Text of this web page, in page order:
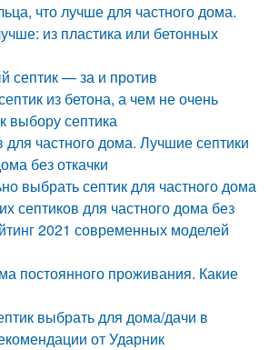
что лучше для частного дома.
из пластика или бетонных
септик — за и против
из бетона, а чем не очень
выбору септика
для частного дома. Лучшие септики
без откачки
выбрать септик для частного дома
септиков для частного дома без
2021 современных моделей
постоянного проживания. Какие
выбрать для дома/дачи в
от Ударник